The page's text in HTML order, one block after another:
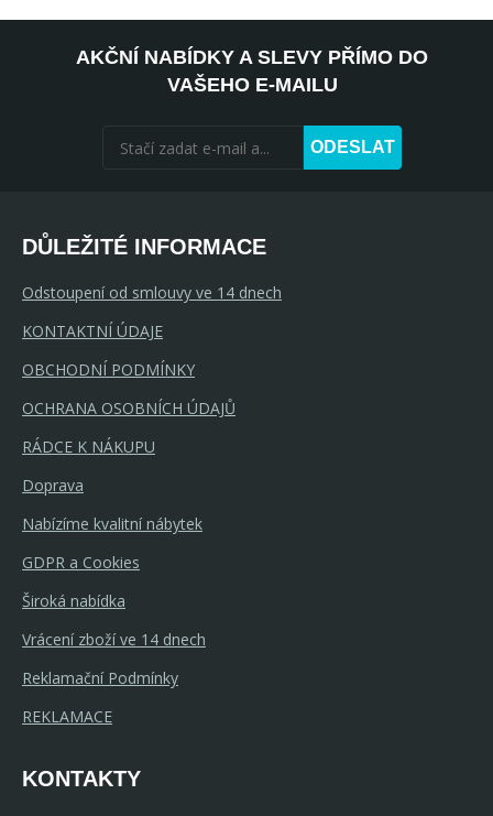
AKČNÍ NABÍDKY A SLEVY PŘÍMO DO
VAŠEHO E-MAILU
ODESLAT
DŮLEŽITÉ INFORMACE
Odstoupení od smlouvy ve 14 dnech
KONTAKTNÍ ÚDAJE
OBCHODNÍ PODMÍNKY
OCHRANA OSOBNÍCH ÚDAJŮ
RÁDCE K NÁKUPU
Doprava
Nabízíme kvalitní nábytek
GDPR a Cookies
Široká nabídka
Vrácení zboží ve 14 dnech
Reklamační Podmínky
REKLAMACE
KONTAKTY